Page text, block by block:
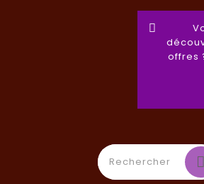
offres